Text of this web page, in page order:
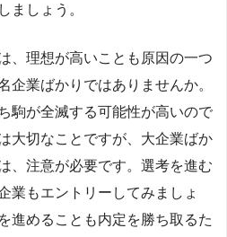
ましょう。
、理想が高いことも原因の一つ
企業ばかりではありませんか。
駒が全滅する可能性が高いので
大切なことですが、大企業ばか
、注意が必要です。選考を進む
業もエントリーしてみましょ
進めることも内定を勝ち取るた